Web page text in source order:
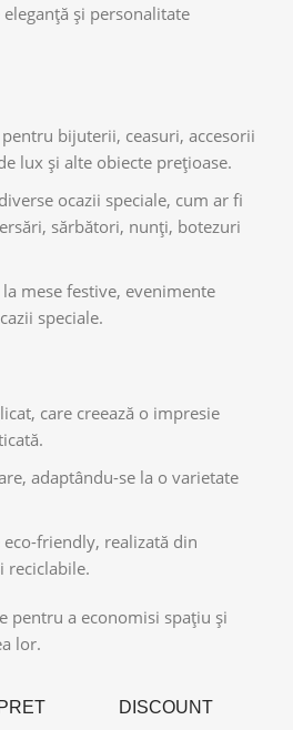
și personalitate
bijuterii, ceasuri, accesorii
lux și alte obiecte prețioase.
ocazii speciale, cum ar fi
sărbători, nunți, botezuri
mese festive, evenimente
speciale.
care creează o impresie
adaptându-se la o varietate
friendly, realizată din
reciclabile.
pentru a economisi spațiu și
lor.
PRET DISCOUNT